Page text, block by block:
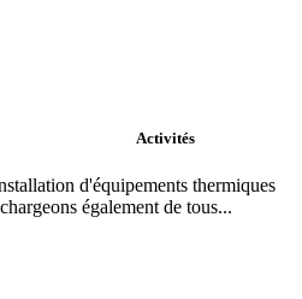
Activités
d'équipements thermiques
également de tous...